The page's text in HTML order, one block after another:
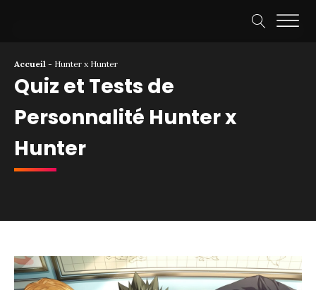
Accueil - Hunter x Hunter
Quiz et Tests de
Personnalité Hunter x
Hunter